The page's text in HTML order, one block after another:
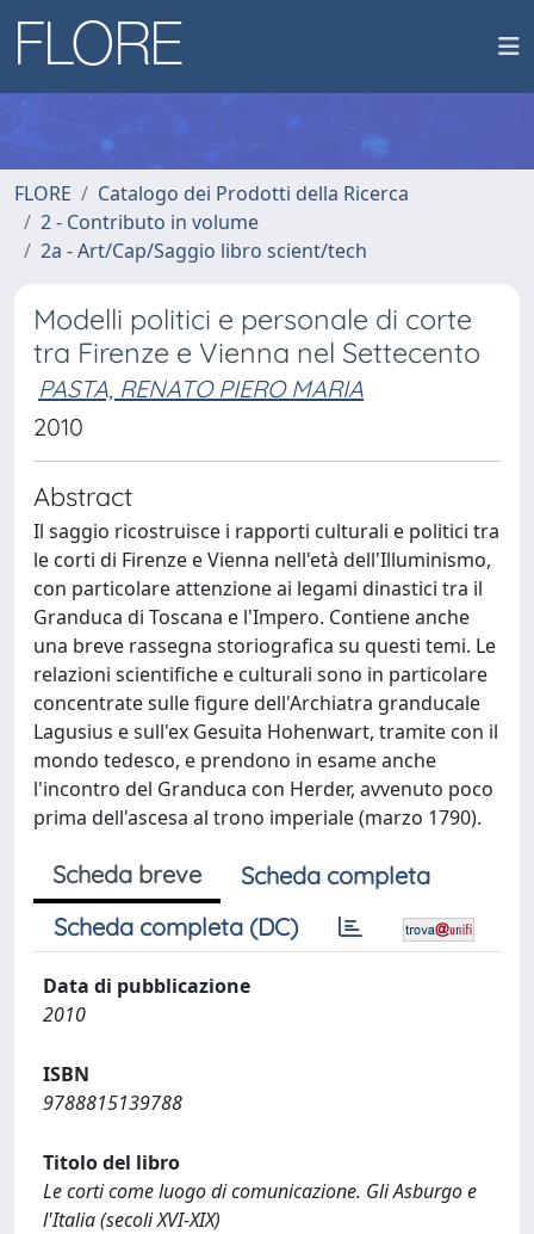
FLORE
Catalogo dei Prodotti della Ricerca
2 - Contributo in volume
2a - Art/Cap/Saggio libro scient/tech
Modelli politici e personale di corte
tra Firenze e Vienna nel Settecento
PASTA, RENATO PIERO MARIA
2010
Abstract
Il saggio ricostruisce i rapporti culturali e politici tra
le corti di Firenze e Vienna nell'età dell'Illuminismo,
con particolare attenzione ai legami dinastici tra il
Granduca di Toscana e l'Impero. Contiene anche
una breve rassegna storiografica su questi temi. Le
relazioni scientifiche e culturali sono in particolare
concentrate sulle figure dell'Archiatra granducale
Lagusius e sull'ex Gesuita Hohenwart, tramite con il
mondo tedesco, e prendono in esame anche
l'incontro del Granduca con Herder, avvenuto poco
prima dell'ascesa al trono imperiale (marzo 1790).
Scheda breve
Scheda completa
Scheda completa (DC)
Data di pubblicazione
2010
ISBN
9788815139788
Titolo del libro
Le corti come luogo di comunicazione. Gli Asburgo e
l'Italia (secoli XVI-XIX)